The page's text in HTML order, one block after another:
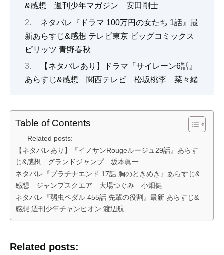
&感想 週刊少年マガジン 安田剛士
ネタバレ『ドラマ 100万円の女たち 1話』最
新あらすじ&感想 テレビ東京 ビッグコミックス
ピリッツ 青野春秋
【ネタバレあり】ドラマ『サイレーン6話』
あらすじ&感想 関西テレビ 松坂桃李 菜々緒
Table of Contents
Related posts:
【ネタバレあり】『イノサンRougeルージュ29話』あらす
じ&感想 グランドジャンプ 坂本眞一
ネタバレ『プラチナエンド 17話 胸のときめき』あらすじ&
感想 ジャンプスクエア 大場つぐみ 小畑健
ネタバレ『弱虫ペダル 455話 先輩の役割』最新 あらすじ&
感想 週刊少年チャンピオン 渡辺航
Related posts: